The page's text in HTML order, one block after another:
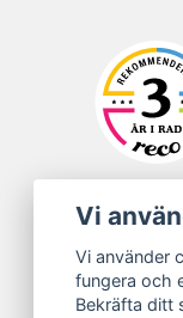
Vi
Vi använder
fungera och
Bekräfta ditt